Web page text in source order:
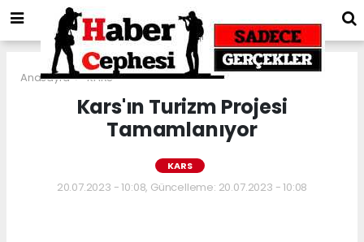
Anasayfa KARS
Kars'ın Turizm Projesi
Tamamlanıyor
KARS
20.07.2023 - 10:08, Güncelleme: 20.07.2023 - 10:08